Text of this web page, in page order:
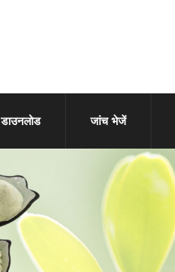
डाउनलोड जांच भेजें